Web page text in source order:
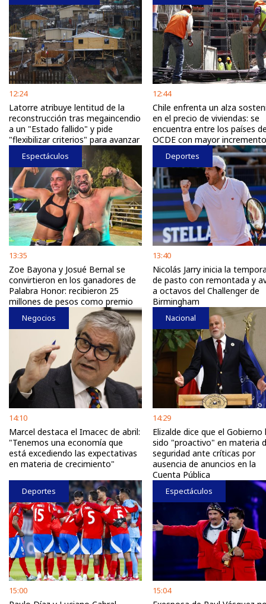
12:24
Latorre atribuye lentitud de la
reconstrucción tras megaincendio
a un "Estado fallido" y pide
"flexibilizar criterios" para avanzar
12:44
Chile enfrenta un alza
en el precio de viviendas: se
encuentra entre los países
OCDE con mayor incremento
Espectáculos
13:35
Zoe Bayona y Josué Bernal se
convirtieron en los ganadores de
Palabra Honor: recibieron 25
millones de pesos como premio
Deportes
13:40
Nicolás Jarry inicia la
de pasto con remontada y
a octavos del Challenger de
Birmingham
Negocios
14:10
Marcel destaca el Imacec de abril:
"Tenemos una economía que
está excediendo las expectativas
en materia de crecimiento"
Nacional
14:29
Elizalde dice que el Gobierno
sido "proactivo" en materia
seguridad ante críticas por
ausencia de anuncios en la
Cuenta Pública
Deportes
15:00
Espectáculos
15:04